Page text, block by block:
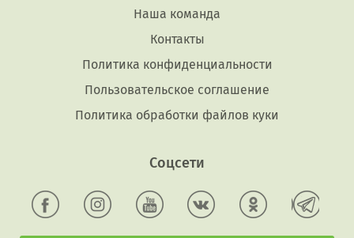
Наша команда
Контакты
Политика конфиденциальности
Пользовательское соглашение
Политика обработки файлов куки
Соцсети